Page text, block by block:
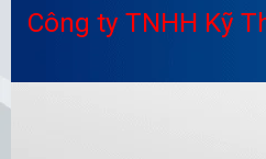
Công ty TNHH Kỹ